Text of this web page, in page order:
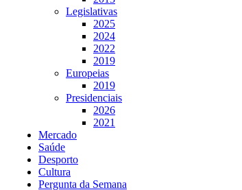
Legislativas
2025
2024
2022
2019
Europeias
2019
Presidenciais
2026
2021
Mercado
Saúde
Desporto
Cultura
Pergunta da Semana